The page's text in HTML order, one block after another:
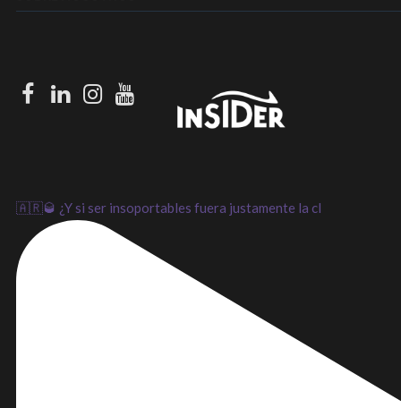
Facebook
LinkedInInstagram
Youtube
🇦🇷🥃 ¿Y si ser insoportables fuera justamente la cl